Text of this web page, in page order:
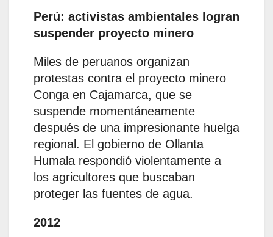
Perú: activistas ambientales logran
suspender proyecto minero
Miles de peruanos organizan
protestas contra el proyecto minero
Conga en Cajamarca, que se
suspende momentáneamente
después de una impresionante huelga
regional. El gobierno de Ollanta
Humala respondió violentamente a
los agricultores que buscaban
proteger las fuentes de agua.
2012